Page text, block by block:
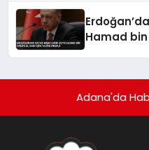
Hamad
Adana'da